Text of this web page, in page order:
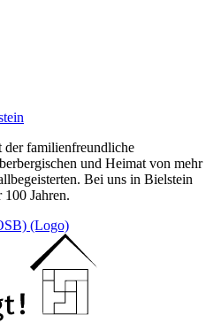
familienfreundliche
und Heimat von mehr
Bei uns in Bielstein
Jahren.